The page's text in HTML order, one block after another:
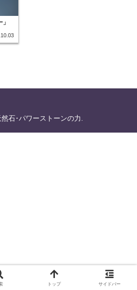
石･パワーストーンの力.
トップ サイドバー